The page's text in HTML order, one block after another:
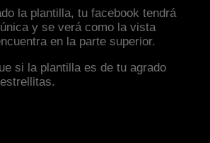
la plantilla, tu facebook tendrá
y se verá como la vista
en la parte superior.
si la plantilla es de tu agrado